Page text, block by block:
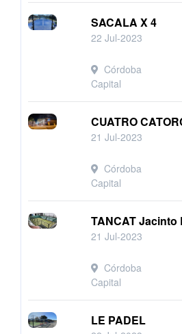
SACALA X 4
22 Jul-2023
Córdoba
Capital
CUATRO
21 Jul-2023
Córdoba
Capital
TANCAT Jacinto
21 Jul-2023
Córdoba
Capital
LE PADEL